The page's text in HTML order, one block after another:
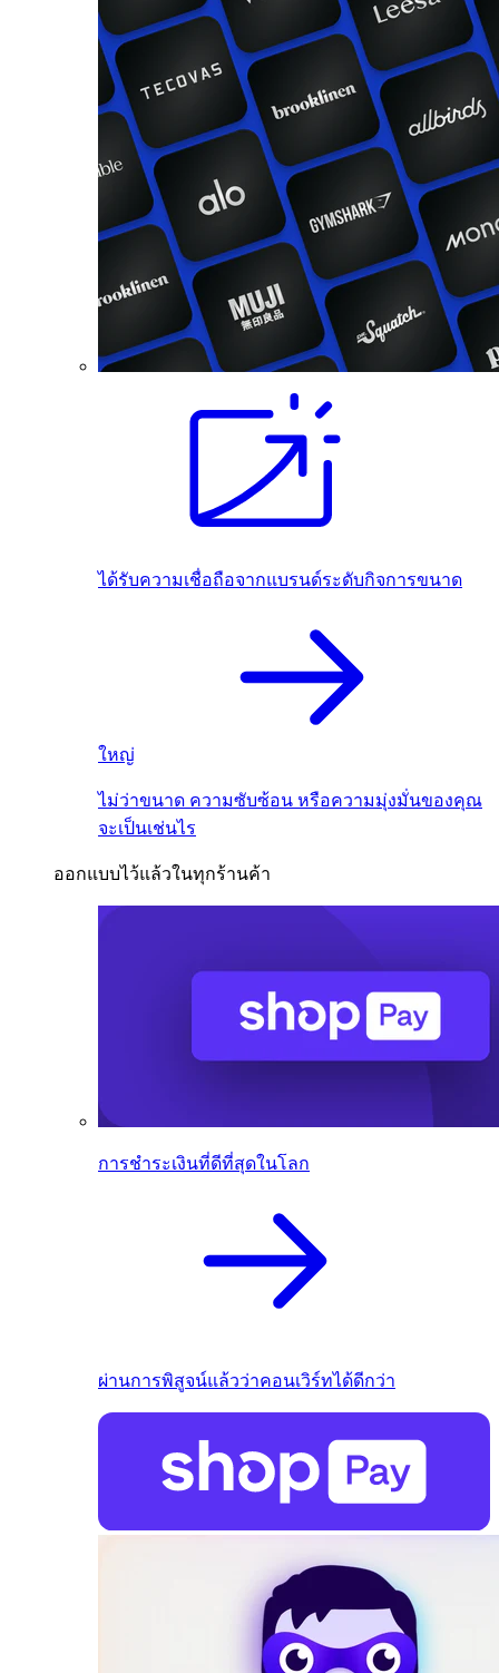
ได้รับความเชื่อถือจากแบรนด์ระดับกิจการขนาด
ใหญ่
ไม่ว่าขนาด ความซับซ้อน หรือความมุ่งมั่นของคุณ
จะเป็นเช่นไร
ออกแบบไว้แล้วในทุกร้านค้า
การชำระเงินที่ดีที่สุดในโลก
ผ่านการพิสูจน์แล้วว่าคอนเวิร์ทได้ดีกว่า